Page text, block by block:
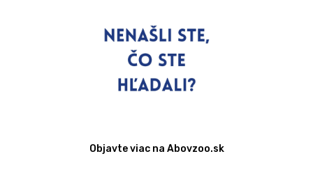
Objavte viac na Abovzoo.sk